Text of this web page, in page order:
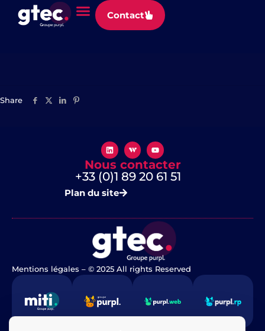
Panneau de gestion des cookies
Contact
Share
Nous contacter
+33 (0)1 89 20 61 51
Plan du site
Mentions légales ​ – © 2025 All rights Reserved